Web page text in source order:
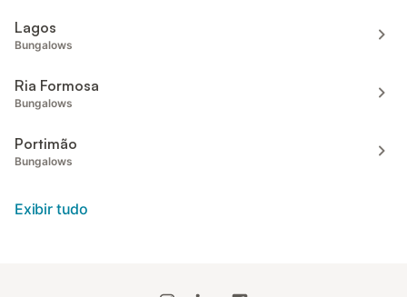
Lagos
Bungalows
Ria Formosa
Bungalows
Portimão
Bungalows
Exibir tudo